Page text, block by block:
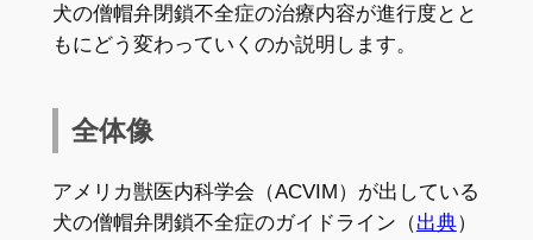
犬の僧帽弁閉鎖不全症の治療内容が進行度とと
もにどう変わっていくのか説明します。
全体像
アメリカ獣医内科学会（ACVIM）が出している
犬の僧帽弁閉鎖不全症のガイドライン（出典）